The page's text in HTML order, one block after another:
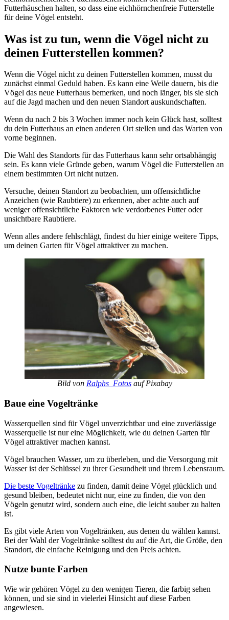
Futterhäuschen halten, so dass eine eichhörnchenfreie Futterstelle
für deine Vögel entsteht.
Was ist zu tun, wenn die Vögel nicht zu
deinen Futterstellen kommen?
Wenn die Vögel nicht zu deinen Futterstellen kommen, musst du
zunächst einmal Geduld haben. Es kann eine Weile dauern, bis die
Vögel das neue Futterhaus bemerken, und noch länger, bis sie sich
auf die Jagd machen und den neuen Standort auskundschaften.
Wenn du nach 2 bis 3 Wochen immer noch kein Glück hast, solltest
du dein Futterhaus an einen anderen Ort stellen und das Warten von
vorne beginnen.
Die Wahl des Standorts für das Futterhaus kann sehr ortsabhängig
sein. Es kann viele Gründe geben, warum Vögel die Futterstellen an
einem bestimmten Ort nicht nutzen.
Versuche, deinen Standort zu beobachten, um offensichtliche
Anzeichen (wie Raubtiere) zu erkennen, aber achte auch auf
weniger offensichtliche Faktoren wie verdorbenes Futter oder
unsichtbare Raubtiere.
Wenn alles andere fehlschlägt, findest du hier einige weitere Tipps,
um deinen Garten für Vögel attraktiver zu machen.
Bild von Ralphs_Fotosauf Pixabay
Baue eine Vogeltränke
Wasserquellen sind für Vögel unverzichtbar und eine zuverlässige
Wasserquelle ist nur eine Möglichkeit, wie du deinen Garten für
Vögel attraktiver machen kannst.
Vögel brauchen Wasser, um zu überleben, und die Versorgung mit
Wasser ist der Schlüssel zu ihrer Gesundheit und ihrem Lebensraum.
Die beste Vogeltränke zu finden, damit deine Vögel glücklich und
gesund bleiben, bedeutet nicht nur, eine zu finden, die von den
Vögeln genutzt wird, sondern auch eine, die leicht sauber zu halten
ist.
Es gibt viele Arten von Vogeltränken, aus denen du wählen kannst.
Bei der Wahl der Vogeltränke solltest du auf die Art, die Größe, den
Standort, die einfache Reinigung und den Preis achten.
Nutze bunte Farben
Wie wir gehören Vögel zu den wenigen Tieren, die farbig sehen
können, und sie sind in vielerlei Hinsicht auf diese Farben
angewiesen.